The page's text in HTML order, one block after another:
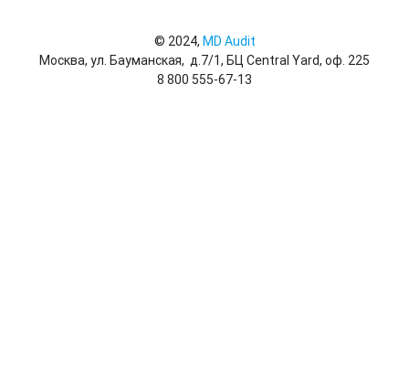
© 2024, MD Audit
Москва, ул. Бауманская, д.7/1, БЦ Central Yard, оф. 225
8 800 555-67-13